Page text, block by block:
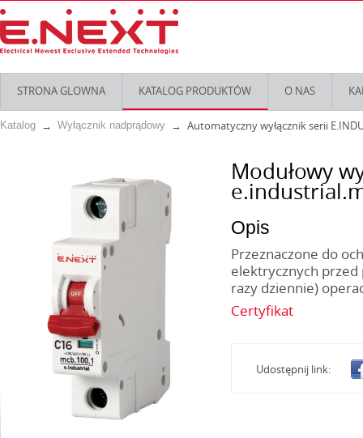
STRONA GLOWNA KATALOG PRODUKTÓW O NAS
Katalog Wyłącznik nadprądowy Automatyczny wyłącznik serii
Modułowy
Opis
Przeznaczone do
elektrycznych przed
razy dziennie)
Certyfikat
Udostępnij link: